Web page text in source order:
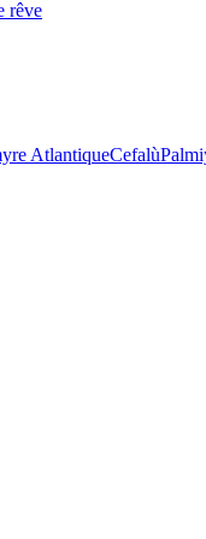
rêve​
AtlantiqueCefalù